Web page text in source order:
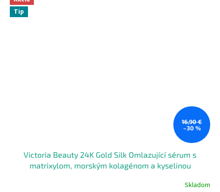
Tip
16,90 €
–30 %
Victoria Beauty 24K Gold Silk Omlazující sérum s
matrixylom, morským kolagénom a kyselinou
Skladom